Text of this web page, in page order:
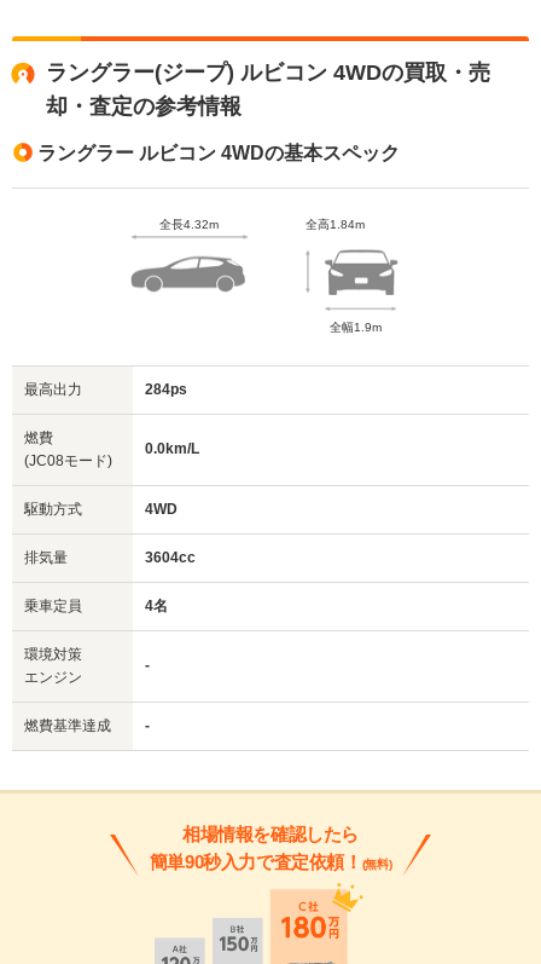
ラングラー(ジープ) ルビコン 4WDの買取・売
却・査定の参考情報
ラングラー ルビコン 4WDの基本スペック
全長4.32m 全高1.84m
全幅1.9m
最高出力 284ps
燃費
(JC08モード)
0.0km/L
駆動方式 4WD
排気量 3604cc
乗車定員 4名
環境対策
エンジン
-
燃費基準達成 -
相場情報を確認したら
簡単90秒入力で査定依頼！ (無料)